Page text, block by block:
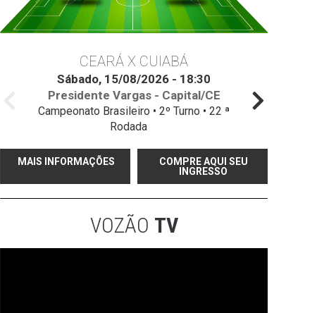
CEARÁ X CUIABÁ
Sábado, 15/08/2026 - 18:30
Presidente Vargas - Capital/CE
Campeonato Brasileiro • 2º Turno • 22 ª
Rodada
MAIS INFORMAÇÕES
COMPRE AQUI SEU
INGRESSO
VOZÃO TV